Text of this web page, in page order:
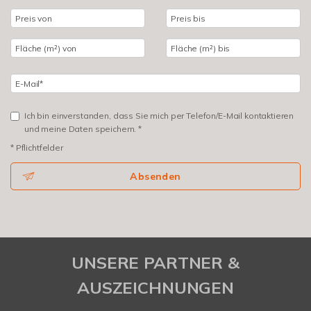
Ich bin einverstanden, dass Sie mich per Telefon/E-Mail kontaktieren
und meine Daten speichern. *
* Pflichtfelder
Absenden
UNSERE PARTNER &
AUSZEICHNUNGEN